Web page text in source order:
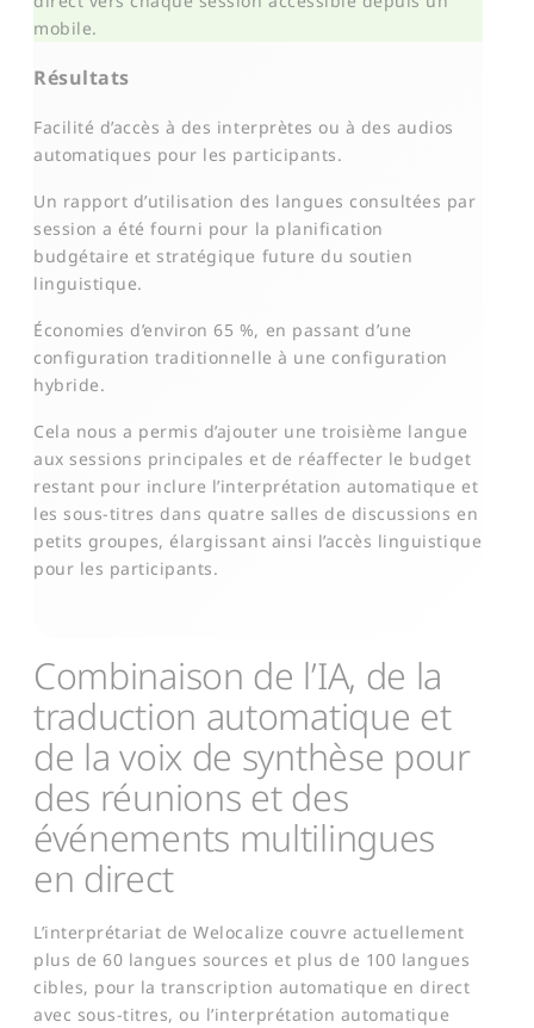
mobile.
Résultats
Facilité d’accès à des interprètes ou à des audios
automatiques pour les participants.
Un rapport d’utilisation des langues consultées par
session a été fourni pour la planification
budgétaire et stratégique future du soutien
linguistique.
Économies d’environ 65 %, en passant d’une
configuration traditionnelle à une configuration
hybride.
Cela nous a permis d’ajouter une troisième langue
aux sessions principales et de réaffecter le budget
restant pour inclure l’interprétation automatique et
les sous-titres dans quatre salles de discussions en
petits groupes, élargissant ainsi l’accès linguistique
pour les participants.
Combinaison de l’IA, de la
traduction automatique et
de la voix de synthèse pour
des réunions et des
événements multilingues
en direct
L’interprétariat de Welocalize couvre actuellement
plus de 60 langues sources et plus de 100 langues
cibles, pour la transcription automatique en direct
avec sous-titres, ou l’interprétation automatique